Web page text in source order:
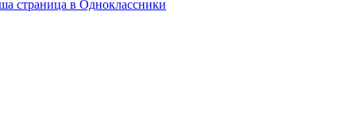
страница в Одноклассники